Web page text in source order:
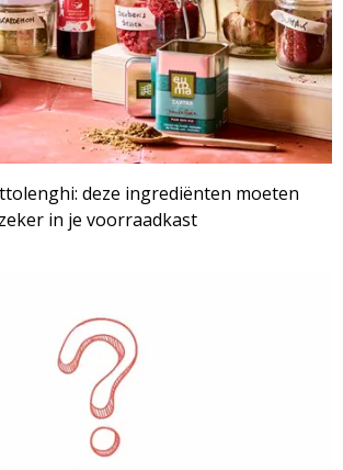
deze ingrediënten moeten
zeker in je voorraadkast